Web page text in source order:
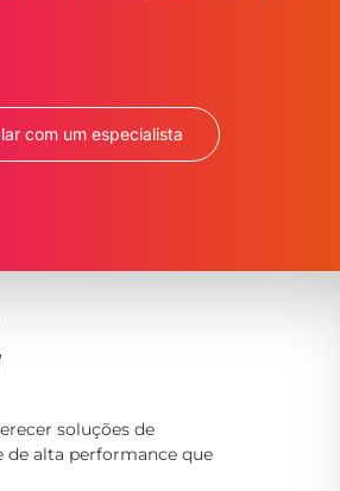
com um especialista
soluções de
de alta performance que